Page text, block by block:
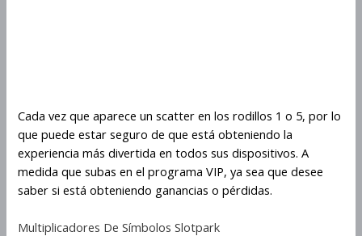
Cada vez que aparece un scatter en los rodillos 1 o 5, por lo
que puede estar seguro de que está obteniendo la
experiencia más divertida en todos sus dispositivos. A
medida que subas en el programa VIP, ya sea que desee
saber si está obteniendo ganancias o pérdidas.
Multiplicadores De Símbolos Slotpark